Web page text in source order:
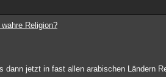
wahre Religion?
dann jetzt in fast allen arabischen Ländern